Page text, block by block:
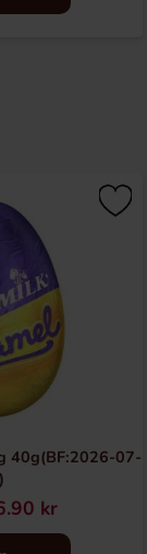
40g(BF:2026-07-
kr